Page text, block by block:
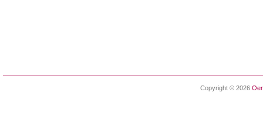
Copyright © 2026